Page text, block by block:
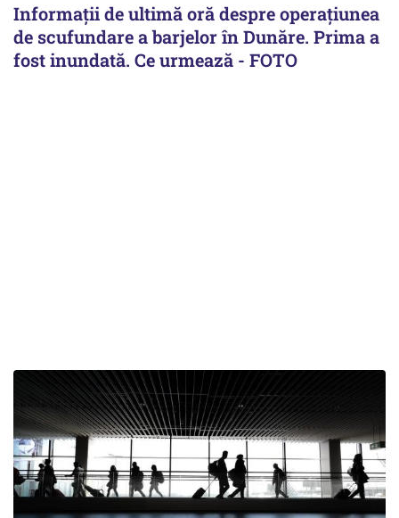
Informații de ultimă oră despre operațiunea
de scufundare a barjelor în Dunăre. Prima a
fost inundată. Ce urmează - FOTO